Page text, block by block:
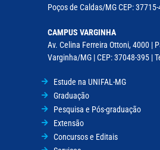
Poços de Caldas/MG CEP:
CAMPUS VARGINHA
Av. Celina Ferreira Ottoni, 4000 |
Varginha/MG | CEP: 37048-395 |
Estude na UNIFAL-MG
Graduação
Pesquisa e Pós-graduação
Extensão
Concursos e Editais